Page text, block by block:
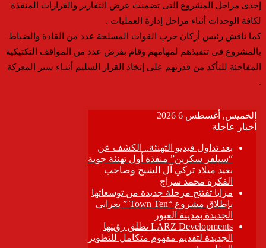
إحدى مراحل المشروع التى تضمنت عرض التقارير والقرارات المنفذة
لكافة الوحدات أثناء مراحل إدارة العمليات .
كما ناقش رئيس أركان حرب القوات المسلحة عدد من القادة والضباط
بالمشروع فى تنفيذهم لمهامهم وقام بفرض عدد من المواقف التكتيكية
المفاجئة للتأكد من قدرتهم على إتخاذ القرار السليم أثنـاء سير المعركة
.